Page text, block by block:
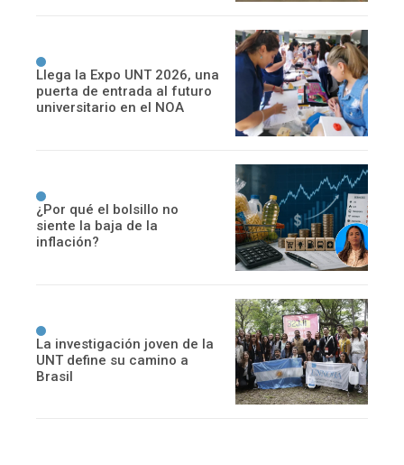
Llega la Expo UNT 2026, una
puerta de entrada al futuro
universitario en el NOA
¿Por qué el bolsillo no
siente la baja de la
inflación?
La investigación joven de la
UNT define su camino a
Brasil